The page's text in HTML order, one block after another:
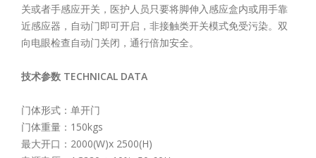
关或者手感应开关，医护人员只要将脚伸入感应盒内或用手靠
近感应器，自动门即可开启，非接触类开关模式免受污染。双
向电眼检查自动门关闭，通行倍加安全。
技术参数 TECHNICAL DATA
门体形式：单开门
门体重量：150kgs
最大开口：2000(W)x 2500(H)